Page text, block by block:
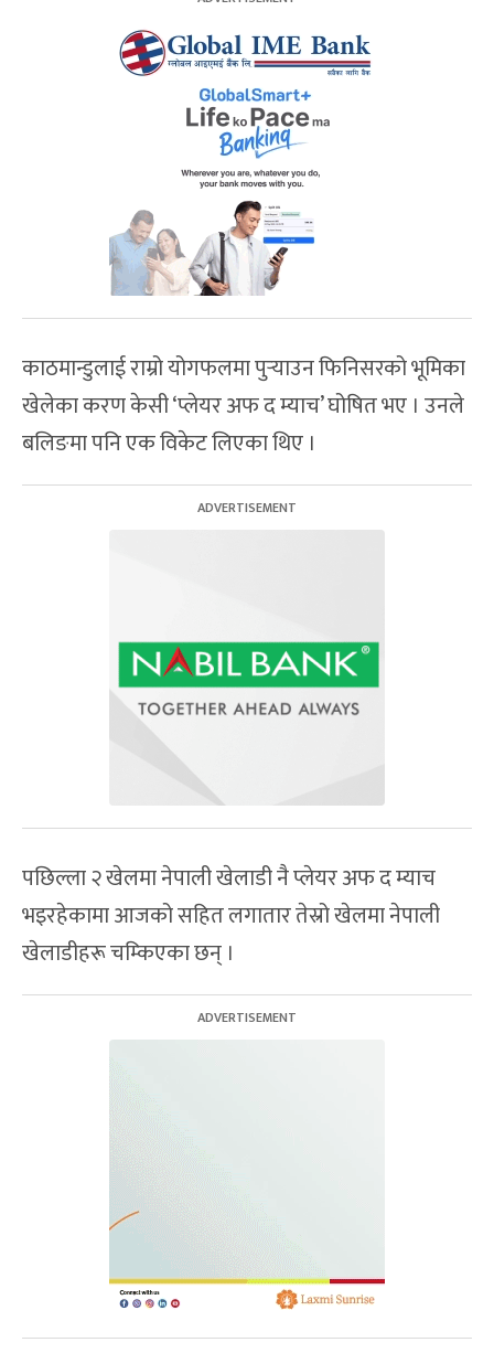
काठमान्डुलाई राम्रो योगफलमा पुर्‍याउन फिनिसरको भूमिका
खेलेका करण केसी ‘प्लेयर अफ द म्याच’ घोषित भए । उनले
बलिङमा पनि एक विकेट लिएका थिए ।
पछिल्ला २ खेलमा नेपाली खेलाडी नै प्लेयर अफ द म्याच
भइरहेकामा आजको सहित लगातार तेस्रो खेलमा नेपाली
खेलाडीहरू चम्किएका छन् ।